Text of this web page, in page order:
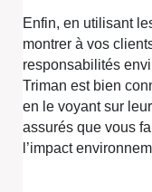
Enfin, en utilisant
montrer à vos
responsabilités
Triman est bien
en le voyant sur
assurés que vous
l’impact